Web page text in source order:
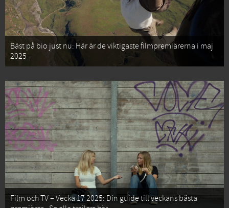
Bäst på bio just nu: Här är de viktigaste filmpremiärerna i maj
2025
Film och TV – Vecka 17 2025: Din guide till veckans bästa